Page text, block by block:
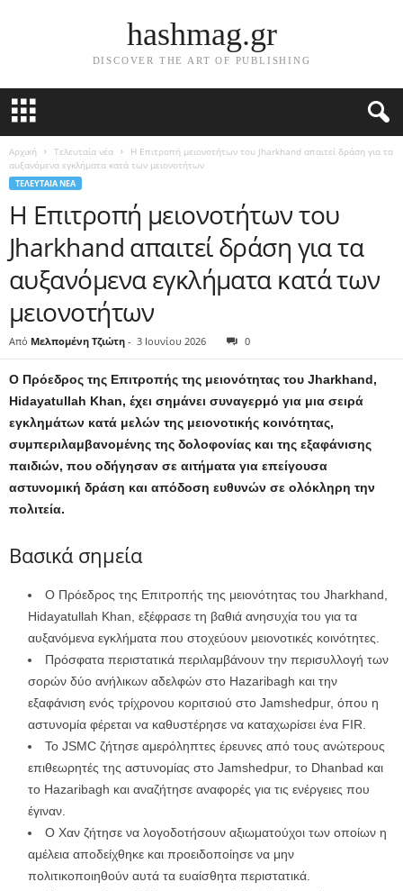
hashmag.gr
DISCOVER THE ART OF PUBLISHING
Αρχική Τελευταία νέα
Η Επιτροπή μειονοτήτων του Jharkhand απαιτεί δράση για τα
αυξανόμενα εγκλήματα κατά των μειονοτήτων
ΤΕΛΕΥΤΑΊΑ ΝΈΑ
Η Επιτροπή μειονοτήτων του
Jharkhand απαιτεί δράση για τα
αυξανόμενα εγκλήματα κατά των
μειονοτήτων
Από Μελπομένη Τζιώτη - 3 Ιουνίου 2026 0
Ο Πρόεδρος της Επιτροπής της μειονότητας του Jharkhand,
Hidayatullah Khan, έχει σημάνει συναγερμό για μια σειρά
εγκλημάτων κατά μελών της μειονοτικής κοινότητας,
συμπεριλαμβανομένης της δολοφονίας και της εξαφάνισης
παιδιών, που οδήγησαν σε αιτήματα για επείγουσα
αστυνομική δράση και απόδοση ευθυνών σε ολόκληρη την
πολιτεία.
Βασικά σημεία
Ο Πρόεδρος της Επιτροπής της μειονότητας του Jharkhand,
Hidayatullah Khan, εξέφρασε τη βαθιά ανησυχία του για τα
αυξανόμενα εγκλήματα που στοχεύουν μειονοτικές κοινότητες.
Πρόσφατα περιστατικά περιλαμβάνουν την περισυλλογή των
σορών δύο ανήλικων αδελφών στο Hazaribagh και την
εξαφάνιση ενός τρίχρονου κοριτσιού στο Jamshedpur, όπου η
αστυνομία φέρεται να καθυστέρησε να καταχωρίσει ένα FIR.
Το JSMC ζήτησε αμερόληπτες έρευνες από τους ανώτερους
επιθεωρητές της αστυνομίας στο Jamshedpur, το Dhanbad και
το Hazaribagh και αναζήτησε αναφορές για τις ενέργειες που
έγιναν.
Ο Χαν ζήτησε να λογοδοτήσουν αξιωματούχοι των οποίων η
αμέλεια αποδείχθηκε και προειδοποίησε να μην
πολιτικοποιηθούν αυτά τα ευαίσθητα περιστατικά.